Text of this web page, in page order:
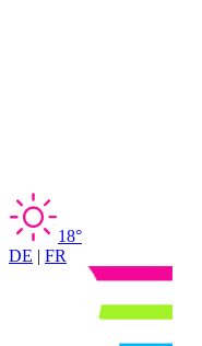
18°
DE | FR